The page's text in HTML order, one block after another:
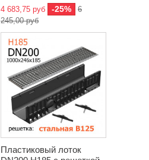
4 683,75 руб -25%
6
245,00 руб
Пластиковый лоток